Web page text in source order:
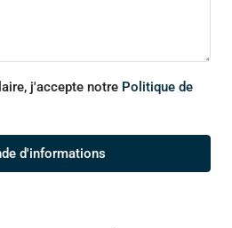
j'accepte notre Politique de
d'informations